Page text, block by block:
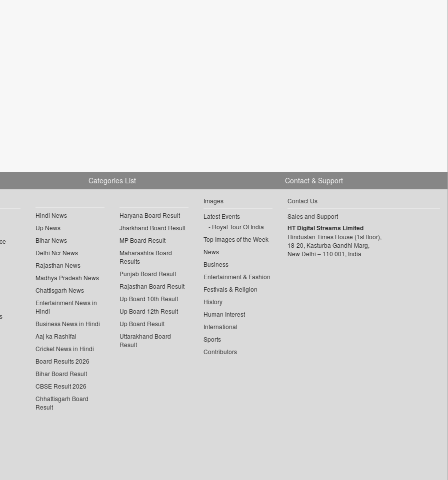
Categories List
Hindi News
Up News
Bihar News
Delhi Ncr News
Rajasthan News
Madhya Pradesh News
Chattisgarh News
Entertainment News in
Hindi
Business News in Hindi
Aaj ka Rashifal
Cricket News in Hindi
Board Results 2026
Bihar Board Result
CBSE Result 2026
Chhattisgarh Board
Result
Haryana Board Result
Jharkhand Board Result
MP Board Result
Maharashtra Board
Results
Punjab Board Result
Rajasthan Board Result
Up Board 10th Result
Up Board 12th Result
Up Board Result
Uttarakhand Board
Result
Images
Latest Events
Royal Tour Of India
Top Images of the Week
News
Business
Entertainment & Fashion
Festivals & Religion
History
Human Interest
International
Sports
Contributors
Contact & Support
Contact Us
Sales and Support
HT Digital Streams Limited
Hindustan Times House (1st floor),
18-20, Kasturba Gandhi Marg,
New Delhi – 110 001, India